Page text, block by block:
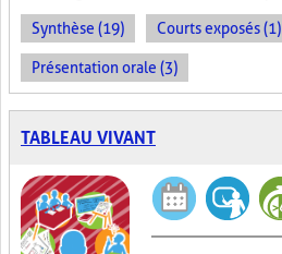
Synthèse (19) Courts exposés (1)
Présentation orale (3)
TABLEAU VIVANT